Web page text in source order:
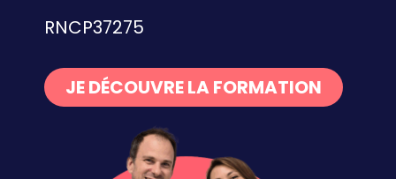
RNCP37275
JE DÉCOUVRE LA FORMATION